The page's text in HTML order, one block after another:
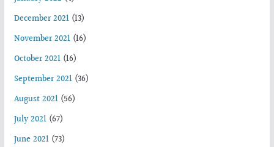
December 2021(13)
November 2021(16)
October 2021(16)
September 2021(36)
August 2021(56)
July 2021(67)
June 2021(73)